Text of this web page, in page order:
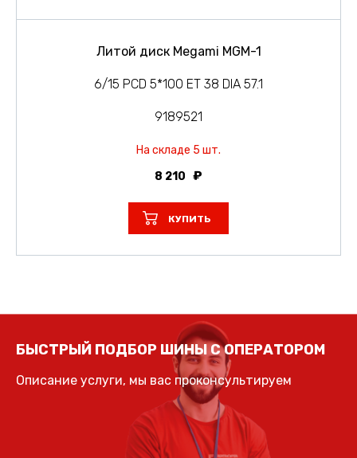
Литой диск Megami MGM-1
6/15 PCD 5*100 ET 38 DIA 57.1
9189521
На складе 5 шт.
8 210
КУПИТЬ
БЫСТРЫЙ ПОДБОР ШИНЫ С ОПЕРАТОРОМ
Описание услуги, мы вас проконсультируем